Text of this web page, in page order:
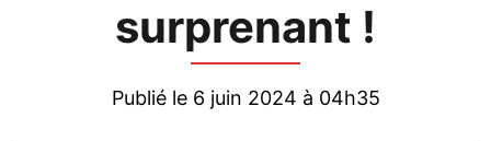
surprenant !
Publié le 6 juin 2024 à 04h35